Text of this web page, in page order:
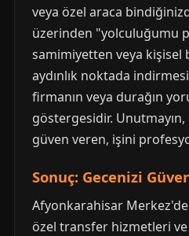
veya özel araca
üzerinden "yolculuğumu
samimiyetten veya kişisel
aydınlık noktada
firmanın veya durağın
göstergesidir.
güven veren, işini
Sonuç: Gecenizi
Afyonkarahisar
özel transfer hizmetleri